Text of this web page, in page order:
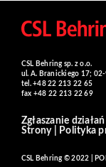
CSL Behring sp. z o.o.
ul. A. Branickiego 17;
tel. +48 22 213 22 65
fax +48 22 213 22 69
Zgłaszanie
Strony| Polityka
CSL Behring © 2022 |